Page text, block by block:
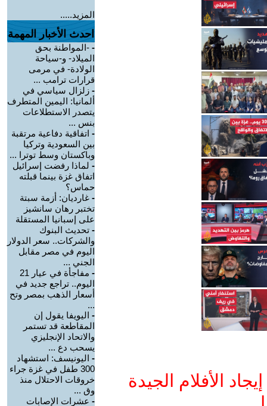
الأفلام الجيدة
المزيد.....
احدث الأخبار المهمة
- -المواطنة بحق
الميلاد- و-سياحة
الولادة- في مرمى
قرارات ترامب ...
- زلزال سياسي في
ألمانيا: اليمين المتطرف
يتصدر الاستطلاعات
بنس ...
- اتفاقية دفاعية مرتقبة
بين السعودية وتركيا
وباكستان وسط توترا ...
- لماذا رفضت إسرائيل
اتفاق غزة بينما قبلته
حماس؟
- غارديان: أزمة سبتة
تختبر رهان سانشيز
على إسبانيا المستقلة
- تحديث البنوك
والشركات.. سعر الدولار
اليوم في مصر مقابل
الجني ...
-
مفاجأة في عيار 21
اليوم.. تراجع جديد في
أسعار الذهب بمصر وتح
...
- اليويفا يقول إن
المقاطعة قد تستمر
والاتحاد الإنجليزي
يسحب دع ...
- اليونيسف: استشهاد
300 طفل في غزة جراء
خروقات الاحتلال منذ
وق ...
- عشرات الإصابات